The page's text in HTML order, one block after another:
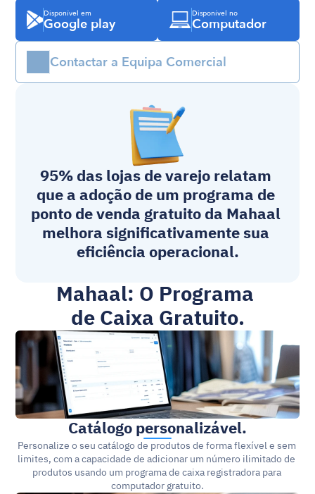
Disponível em
Google play
Disponível no
Computador
Contactar a Equipa Comercial
95% das lojas de varejo relatam
que a adoção de um programa de
ponto de venda gratuito da Mahaal
melhora significativamente sua
eficiência operacional.
Mahaal: O Programa
de Caixa Gratuito.
Catálogo personalizável.
Personalize o seu catálogo de produtos de forma flexível e sem
limites, com a capacidade de adicionar um número ilimitado de
produtos usando um programa de caixa registradora para
computador gratuito.